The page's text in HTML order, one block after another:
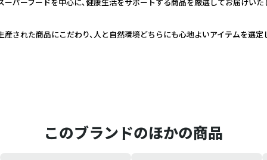
パーフードを中心に、健康生活をサポートする商品を厳選してお届けいた
された商品にこだわり、人と自然環境どちらにも心地よいアイテムを選定
このブランドのほかの商品